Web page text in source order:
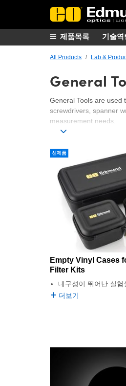
기술
제품목록
All Products Lab &
General
General Tools are used
screwdrivers, spanner
measurement needs.
신제품
Empty Vinyl Cases
Filter Kits
내구성이 뛰어난 실험
더보기